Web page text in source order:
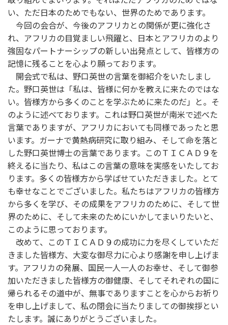
い、ただ日本のためでもない、世界のためであります。
今回の会合が、今後のアフリカとの関係が更に強化さ
れ、アフリカの目覚ましい飛躍と、日本とアフリカのより
強固なパートナーシップの新しい出発点として、皆様方の
記憶に残ることを心より願っております。
開会式で私は、野口英世の言葉を御紹介をいたしまし
た。野口英世は「私は、皆様に何かを教えに来たのではな
い。皆様方から多くのことを学ぶために来たのだ」と。そ
のように述べております。これは野口英世が南米で述べた
言葉でありますが、アフリカにおいても同様であったと思
います。ガーナで黄熱病研究に取り組み、そして命を落と
した野口英世博士の言葉であります。このＴＩＣＡＤ９を
終えるに当たり、私はこの言葉の意味を実感をいたしてお
ります。多くの皆様方から学ばせていただきました。とて
も幸せなことでございました。私たちはアフリカの皆様方
から多くを学び、その成果をアフリカのために、そして世
界のために、そして未来のためにいかしてまいりたいと、
このように思っております。
改めて、このＴＩＣＡＤ９の成功に力を尽くしていただ
きました皆様方、大変な御尽力に心より感謝を申し上げま
す。アフリカの発展、国民一人一人のお幸せ、そして御参
加いただきました皆様方の御健康、そしてそれぞれの国に
帰られるその道中が、無事でありますことを心からお祈り
を申し上げまして、私の閉会に当たりましての御挨拶とい
たします。誠にありがとうございました。